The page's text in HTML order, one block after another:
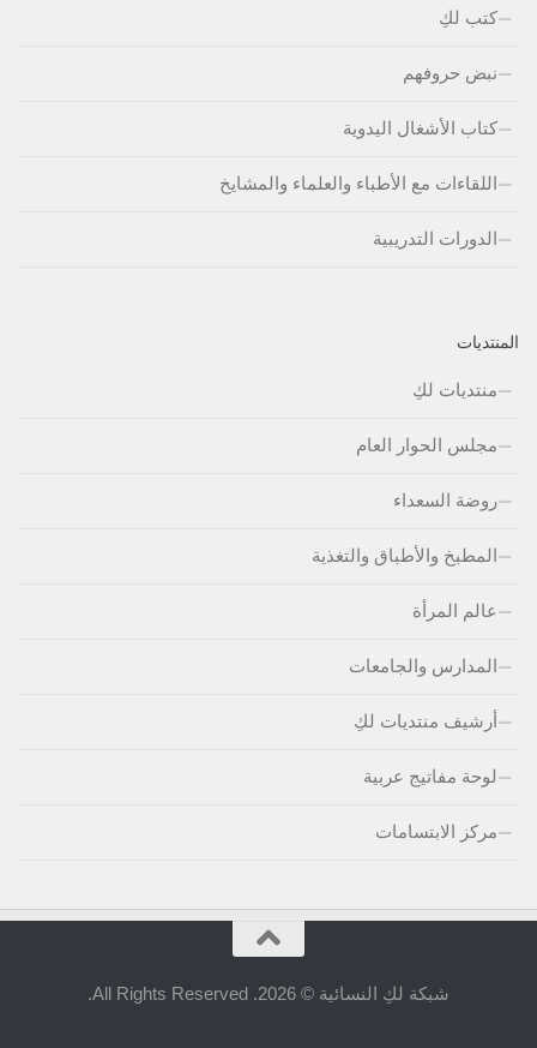
كتب لكِ
نبض حروفهم
كتاب الأشغال اليدوية
اللقاءات مع الأطباء والعلماء والمشايخ
الدورات التدريبية
المنتديات
منتديات لكِ
مجلس الحوار العام
روضة السعداء
المطبخ والأطباق والتغذية
عالم المرأة
المدارس والجامعات
أرشيف منتديات لكِ
لوحة مفاتيج عربية
مركز الابتسامات
شبكة لكِ النسائية © 2026. All Rights Reserved.